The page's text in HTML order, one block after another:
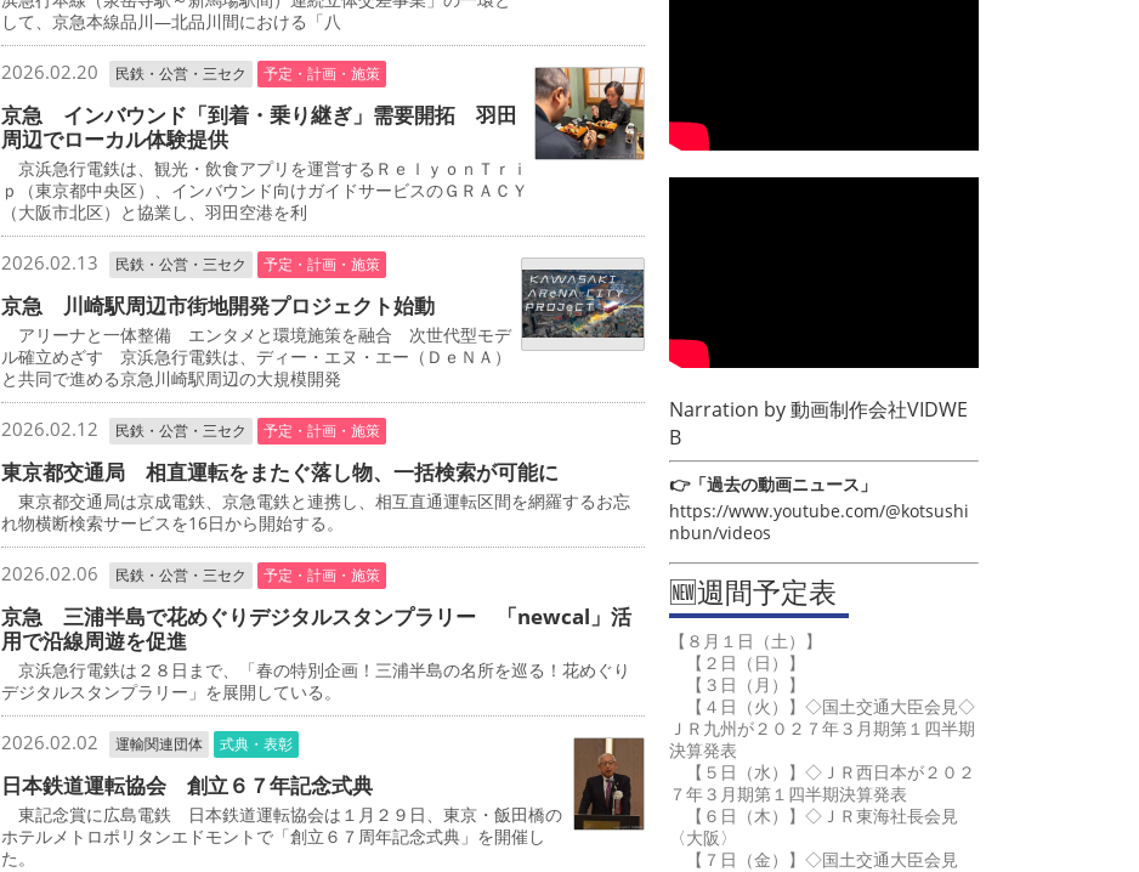
して、京急本線品川―北品川間における「八
2026.02.20 民鉄・公営・三セク 予定・計画・施策
京急 インバウンド「到着・乗り継ぎ」需要開拓 羽田
周辺でローカル体験提供
京浜急行電鉄は、観光・飲食アプリを運営するＲｅｌｙｏｎＴｒｉ
ｐ（東京都中央区）、インバウンド向けガイドサービスのＧＲＡＣＹ
（大阪市北区）と協業し、羽田空港を利
2026.02.13 民鉄・公営・三セク 予定・計画・施策
京急 川崎駅周辺市街地開発プロジェクト始動
アリーナと一体整備 エンタメと環境施策を融合 次世代型モデ
ル確立めざす 京浜急行電鉄は、ディー・エヌ・エー（ＤｅＮＡ）
と共同で進める京急川崎駅周辺の大規模開発
2026.02.12 民鉄・公営・三セク 予定・計画・施策
東京都交通局 相直運転をまたぐ落し物、一括検索が可能に
東京都交通局は京成電鉄、京急電鉄と連携し、相互直通運転区間を網羅するお忘
れ物横断検索サービスを16日から開始する。
2026.02.06 民鉄・公営・三セク 予定・計画・施策
京急 三浦半島で花めぐりデジタルスタンプラリー 「newcal」活
用で沿線周遊を促進
京浜急行電鉄は２８日まで、「春の特別企画！三浦半島の名所を巡る！花めぐり
デジタルスタンプラリー」を展開している。
2026.02.02 運輸関連団体 式典・表彰
日本鉄道運転協会 創立６７年記念式典
東記念賞に広島電鉄 日本鉄道運転協会は１月２９日、東京・飯田橋の
ホテルメトロポリタンエドモントで「創立６７周年記念式典」を開催し
た。
Narration by動画制作会社VIDWE
B
👉「過去の動画ニュース」
https://www.youtube.com/@kotsushi
nbun/videos
🆕週間予定表
【８月１日（土）】
【２日（日）】
【３日（月）】
【４日（火）】◇国土交通大臣会見◇
ＪＲ九州が２０２７年３月期第１四半期
決算発表
【５日（水）】◇ＪＲ西日本が２０２
７年３月期第１四半期決算発表
【６日（木）】◇ＪＲ東海社長会見
〈大阪〉
【７日（金）】◇国土交通大臣会見